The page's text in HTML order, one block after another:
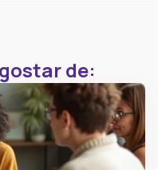
de: